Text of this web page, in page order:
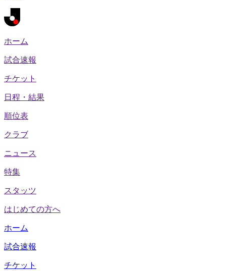
ホーム
試合速報
チケット
日程・結果
順位表
クラブ
ニュース
特集
スタッツ
はじめての方へ
ホーム
試合速報
チケット